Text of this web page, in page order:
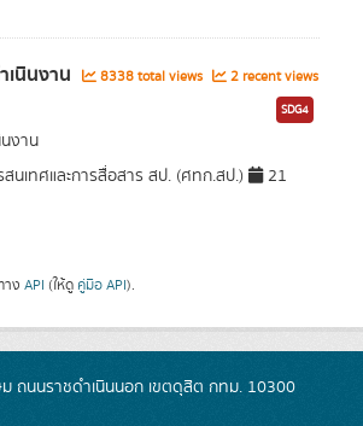
นินงาน 8338 total views 2 recent views
SDG4
งาน
สนเทศและการสื่อสาร สป. (ศทก.สป.)
21
ง API (ให้ดู คู่มือ API).
ถนนราชดำเนินนอก เขตดุสิต กทม. 10300